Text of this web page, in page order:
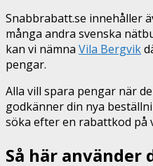
Snabbrabatt.se innehåller
många andra svenska
kan vi nämna Vila Bergvik
pengar.
Alla vill spara pengar när
godkänner din nya
söka efter en rabattkod på
Så här använder